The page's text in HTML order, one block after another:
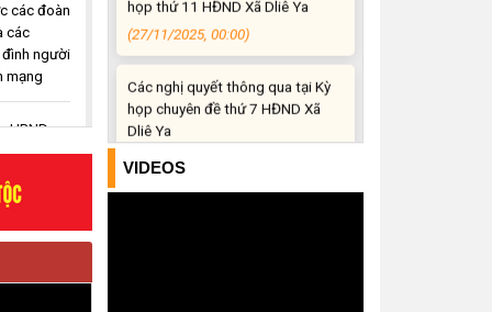
các đoàn
các
người
mạng
UBND –
xã Dliê
sĩ
Blông,
thôn
Các nghị quyết thông qua tại Kỳ
họp chuyên đề thứ 7 HĐND Xã
Dliê Ya
(27/11/2025, 00:00)
Các nghị quyết thông qua tại Kỳ
họp chuyên đề thứ 8 HĐND Xã
Dliê Ya
VIDEOS